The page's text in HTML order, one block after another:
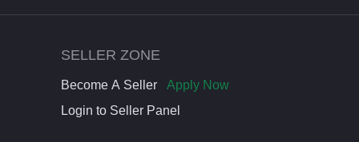
SELLER ZONE
Become A Seller
Apply Now
Login to Seller Panel